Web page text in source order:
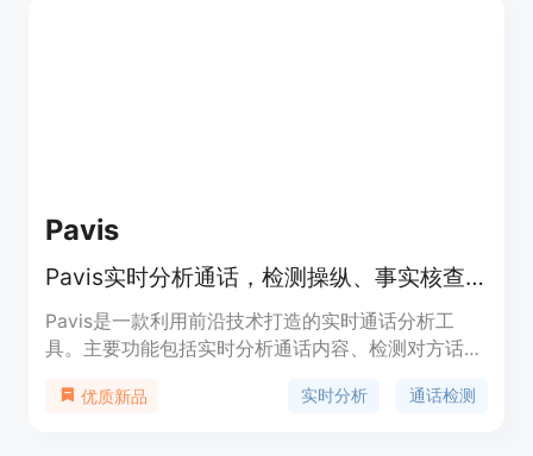
Pavis
Pavis实时分析通话，检测操纵、事实核查并当场提出独特问题
Pavis是一款利用前沿技术打造的实时通话分析工
具。主要功能包括实时分析通话内容、检测对方话语
题。其重要性在于能帮助用户在对话中保持清醒，避
优质新品 实时分析 通话检测